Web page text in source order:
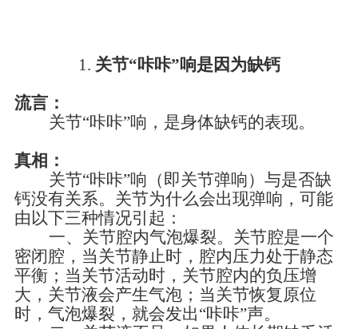
1. 关节“咔咔”响是因为缺钙
流言：
关节“咔咔”响，是身体缺钙的表现。
真相：
关节“咔咔”响（即关节弹响）与是否缺
钙没有关系。关节为什么会出现弹响，可能
由以下三种情况引起：
一、 关节腔内气泡爆裂。关节腔是一个
密闭腔，当关节静止时，腔内压力处于静态
平衡；当关节活动时，关节腔内的负压增
大，关节液会产生气泡；当关节恢复原位
时，气泡爆裂，就会发出“咔咔”声。